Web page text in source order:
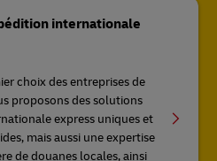
internationale
choix des entreprises de
proposons des solutions
express uniques et
mais aussi une expertise
de douanes locales, ainsi